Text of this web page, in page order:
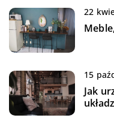
22
15
Jak